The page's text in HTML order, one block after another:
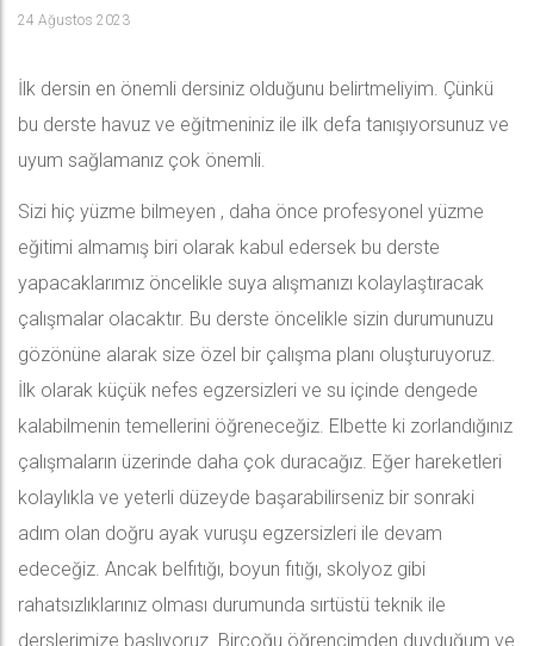
24 Ağustos 2023
İlk dersin en önemli dersiniz olduğunu belirtmeliyim. Çünkü
bu derste havuz ve eğitmeniniz ile ilk defa tanışıyorsunuz ve
uyum sağlamanız çok önemli.
Sizi hiç yüzme bilmeyen , daha önce profesyonel yüzme
eğitimi almamış biri olarak kabul edersek bu derste
yapacaklarımız öncelikle suya alışmanızı kolaylaştıracak
çalışmalar olacaktır. Bu derste öncelikle sizin durumunuzu
gözönüne alarak size özel bir çalışma planı oluşturuyoruz.
İlk olarak küçük nefes egzersizleri ve su içinde dengede
kalabilmenin temellerini öğreneceğiz. Elbette ki zorlandığınız
çalışmaların üzerinde daha çok duracağız. Eğer hareketleri
kolaylıkla ve yeterli düzeyde başarabilirseniz bir sonraki
adım olan doğru ayak vuruşu egzersizleri ile devam
edeceğiz. Ancak belfıtığı, boyun fıtığı, skolyoz gibi
rahatsızlıklarınız olması durumunda sırtüstü teknik ile
derslerimize başlıyoruz. Birçoğu öğrencimden duyduğum ve